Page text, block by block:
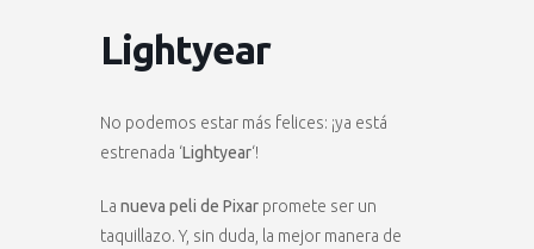
Lightyear
No podemos estar más felices: ¡ya está
estrenada ‘Lightyear‘!
La nueva peli de Pixar promete ser un
taquillazo. Y, sin duda, la mejor manera de